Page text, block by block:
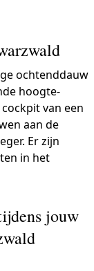
ochtenddauw
hoogte-
van een
aan de
Er zijn
in het
jouw